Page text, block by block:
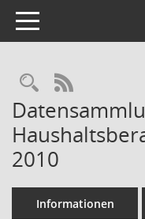
Toggle navigation
RSS-Feed
2010
Informationen